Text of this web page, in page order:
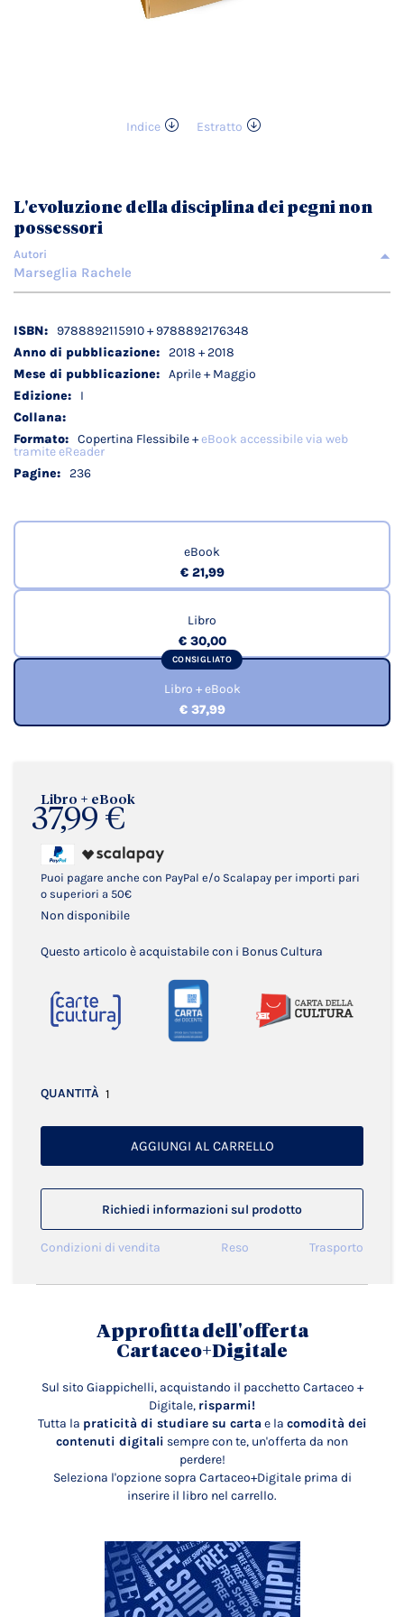
Indice
Estratto
galleria
di
immagini
Libro + eBook
37,99 €
Puoi pagare anche con PayPal e/o Scalapay per importi pari
o superiori a 50€
Non disponibile
Questo articolo è acquistabile con i Bonus Cultura
QUANTITÀ
AGGIUNGI AL CARRELLO
Richiedi informazioni sul prodotto
Condizioni di vendita Reso Trasporto
L'evoluzione della disciplina dei pegni non
possessori
Autori
Marseglia Rachele
Dettagli
tecnici
9788892115910 + 9788892176348
2018 + 2018
Aprile + Maggio
I
Copertina Flessibile +eBook accessibile via web
tramite eReader
236
eBook
€ 21,99
Libro
€ 30,00
CONSIGLIATO
Libro + eBook
€ 37,99
Approfitta dell'offerta
Cartaceo+Digitale
Sul sito Giappichelli, acquistando il pacchetto Cartaceo +
Digitale, risparmi!
Tutta la praticità di studiare su carta e la comodità dei
contenuti digitali sempre con te, un'offerta da non
perdere!
Seleziona l'opzione sopra Cartaceo+Digitale prima di
inserire il libro nel carrello.